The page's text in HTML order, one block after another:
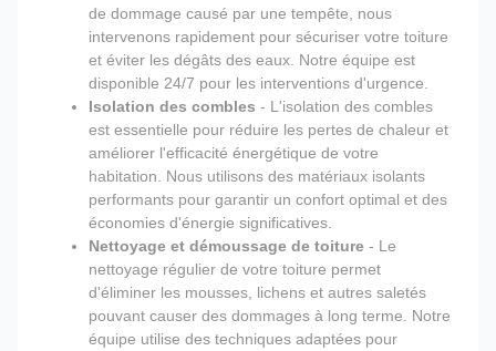
de dommage causé par une tempête, nous
intervenons rapidement pour sécuriser votre toiture
et éviter les dégâts des eaux. Notre équipe est
disponible 24/7 pour les interventions d'urgence.
Isolation des combles - L'isolation des combles
est essentielle pour réduire les pertes de chaleur et
améliorer l'efficacité énergétique de votre
habitation. Nous utilisons des matériaux isolants
performants pour garantir un confort optimal et des
économies d'énergie significatives.
Nettoyage et démoussage de toiture - Le
nettoyage régulier de votre toiture permet
d'éliminer les mousses, lichens et autres saletés
pouvant causer des dommages à long terme. Notre
équipe utilise des techniques adaptées pour